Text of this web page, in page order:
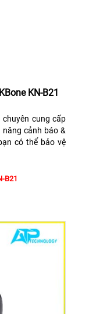
KN-B21
chuyên cung cấp
năng cảnh báo &
có thể bảo vệ
B21